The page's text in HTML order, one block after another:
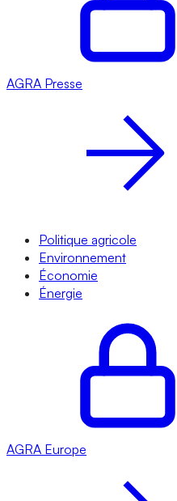
AGRA Presse
Politique agricole
Environnement
Économie
Énergie
AGRA Europe